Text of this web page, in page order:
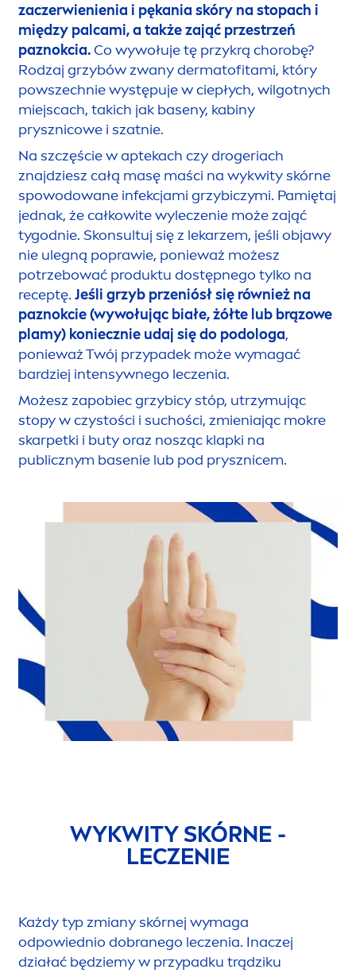
zaczerwienienia i pękania skóry na stopach i
między palcami, a także zająć przestrzeń
paznokcia. Co wywołuje tę przykrą chorobę?
Rodzaj grzybów zwany dermatofitami, który
powszechnie występuje w ciepłych, wilgotnych
miejscach, takich jak baseny, kabiny
prysznicowe i szatnie.
Na szczęście w aptekach czy drogeriach
znajdziesz całą masę maści na wykwity skórne
spowodowane infekcjami grzybiczymi. Pamiętaj
jednak, że całkowite wyleczenie może zająć
tygodnie. Skonsultuj się z lekarzem, jeśli objawy
nie ulegną poprawie, ponieważ możesz
potrzebować produktu dostępnego tylko na
receptę. Jeśli grzyb przeniósł się również na
paznokcie (wywołując białe, żółte lub brązowe
plamy) koniecznie udaj się do podologa,
ponieważ Twój przypadek może wymagać
bardziej intensywnego leczenia.
Możesz zapobiec grzybicy stóp, utrzymując
stopy w czystości i suchości, zmieniając mokre
skarpetki i buty oraz nosząc klapki na
publicznym basenie lub pod prysznicem.
WYKWITY SKÓRNE -
LECZENIE
Każdy typ zmiany skórnej wymaga
odpowiednio dobranego leczenia. Inaczej
działać będziemy w przypadku trądziku